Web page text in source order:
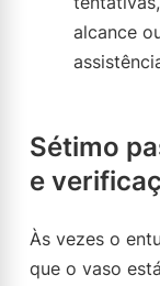
alcance
Sétimo
e
Às vezes o
que o vaso